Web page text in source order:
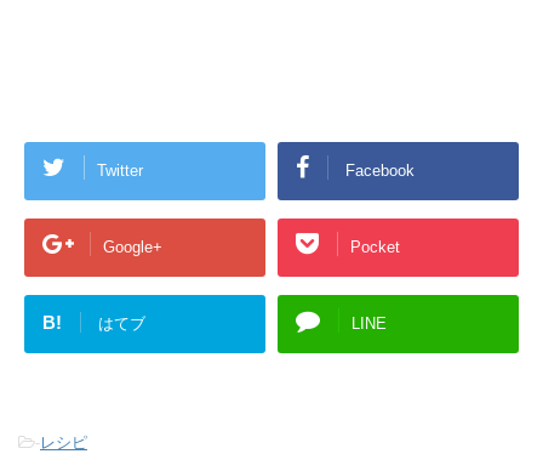
Twitter Facebook
Google+ Pocket
B! はてブ LINE
-レシピ